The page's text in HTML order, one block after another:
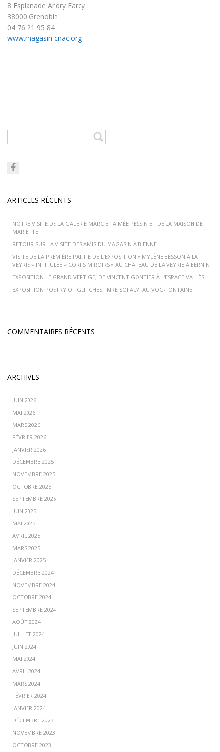
8 Esplanade Andry Farcy
38000 Grenoble
04 76 21 95 84
www.magasin-cnac.org
ARTICLES RÉCENTS
NOTRE VISITE DE LA GALERIE MARC ET AIMÉE PESSIN ET DE LA MAISON DE
MARIETTE
RETOUR SUR LA VISITE DES AMIS DU MAGASIN À BIENNE
VISITE DE LA PREMIÈRE PARTIE DE L’EXPOSITION « MYLÈNE BESSON À LA
VEYRIE » INTITULÉE « CORPS MIROIRS » AU CHÂTEAU DE LA VEYRIE À BERNIN
EXPOSITION LE GRAND VERTIGE, DE VINCENT GONTIER À L’ESPACE VALLÈS
EXPOSITION POETRY OF GLITCHES, IMRE SOFALVI AU VOG-FONTAINE
COMMENTAIRES RÉCENTS
ARCHIVES
JUIN 2026
MAI 2026
MARS 2026
FÉVRIER 2026
JANVIER 2026
DÉCEMBRE 2025
NOVEMBRE 2025
OCTOBRE 2025
SEPTEMBRE 2025
JUIN 2025
MAI 2025
AVRIL 2025
MARS 2025
JANVIER 2025
DÉCEMBRE 2024
NOVEMBRE 2024
OCTOBRE 2024
SEPTEMBRE 2024
AOÛT 2024
JUILLET 2024
JUIN 2024
MAI 2024
AVRIL 2024
MARS 2024
FÉVRIER 2024
JANVIER 2024
DÉCEMBRE 2023
NOVEMBRE 2023
OCTOBRE 2023